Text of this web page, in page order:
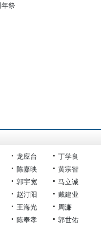
祭
龙应台
丁学良
陈嘉映
黄宗智
郭宇宽
马立诚
赵汀阳
戴建业
王海光
周濂
陈奉孝
郭世佑